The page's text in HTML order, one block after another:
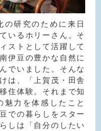
の研究のために来日
いるホリーさん。そ
ストとして活躍して
伊豆の豊かな自然に
でいました。そんな
は、「上賀茂・田舎
住体験。それまで知
魅力を体感したこと
での暮らしをスター
しは「自分のしたい